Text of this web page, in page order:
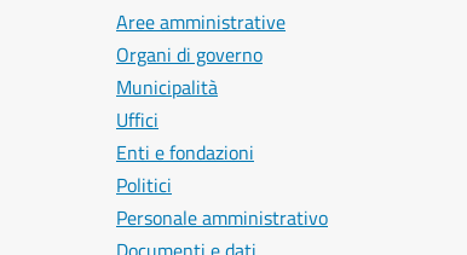
Aree amministrative
Organi di governo
Municipalità
Uffici
Enti e fondazioni
Politici
Personale amministrativo